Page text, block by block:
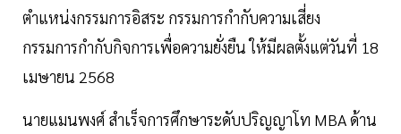
ตำแหน่งกรรมการอิสระ กรรมการกำกับความเสี่ยง
กรรมการกำกับกิจการเพื่อความยั่งยืน ให้มีผลตั้งแต่วันที่ 18
เมษายน 2568
นายแมนพงศ์ สำเร็จการศึกษาระดับปริญญาโท MBA ด้าน